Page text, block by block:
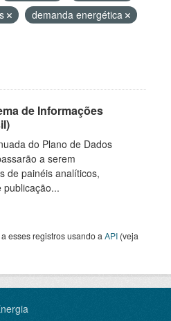
demanda energética
de Informações
do Plano de Dados
a serem
de painéis analíticos,
publicação...
esses registros usando a API (veja